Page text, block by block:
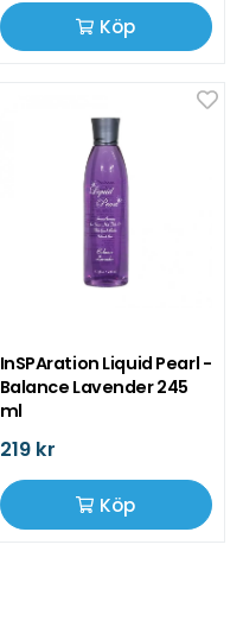
Köp
InSPAration Liquid Pearl -
Balance Lavender 245
ml
219 kr
Köp